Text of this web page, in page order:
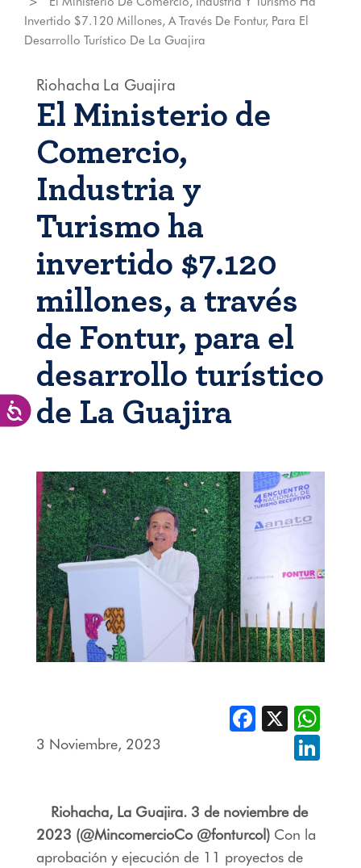
Accesibilidad
Invertido $7.120 Millones, A Través De Fontur, Para El
Desarrollo Turístico De La Guajira
Riohacha La Guajira
El Ministerio de
Comercio,
Industria y
Turismo ha
invertido $7.120
millones, a través
de Fontur, para el
desarrollo turístico
de La Guajira
3 Noviembre, 2023
Facebook
X
Riohacha, La Guajira. 3 de noviembre de
2023 (@MincomercioCo @fonturcol)Con la
aprobación y ejecución de 11 proyectos de